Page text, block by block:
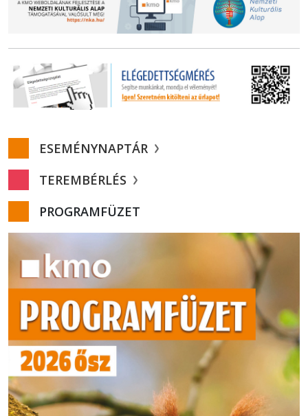
ESEMÉNYNAPTÁR
TEREMBÉRLÉS
PROGRAMFÜZET